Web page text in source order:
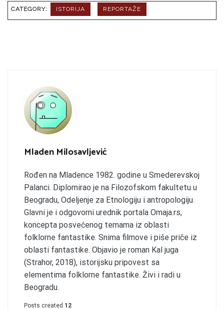
CATEGORY: ISTORIJA REPORTAŽE
Mladen Milosavljević
Rođen na Mladence 1982. godine u Smederevskoj
Palanci. Diplomirao je na Filozofskom fakultetu u
Beogradu, Odeljenje za Etnologiju i antropologiju.
Glavni je i odgovorni urednik portala Omaja.rs,
koncepta posvećenog temama iz oblasti
folklorne fantastike. Snima filmove i piše priče iz
oblasti fantastike. Objavio je roman Kal juga
(Strahor, 2018), istorijsku pripovest sa
elementima folklorne fantastike. Živi i radi u
Beogradu.
Posts created 12